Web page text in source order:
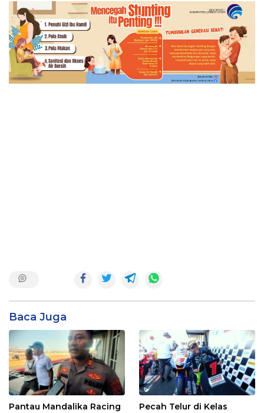
Baca Juga
Pantau Mandalika Racing
Pecah Telur di Kelas